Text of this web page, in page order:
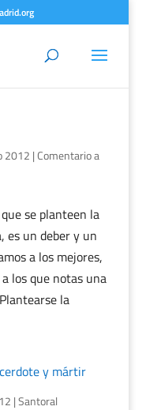
2012 |Comentario a
se planteen la
es un deber y un
a los mejores,
los que notas una
la
y mártir
|Santoral